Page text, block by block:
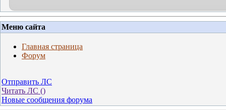
Меню сайта
Главная страница
Форум
Отправить ЛС
Читать ЛС ()
Новые сообщения форума